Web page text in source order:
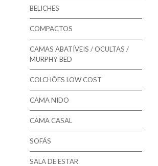
Mindol - Estrados
BELICHES
COMPACTOS
CAMAS ABATÍVEIS / OCULTAS /
MURPHY BED
COLCHÕES LOW COST
CAMA NIDO
CAMA CASAL
SOFÁS
SALA DE ESTAR